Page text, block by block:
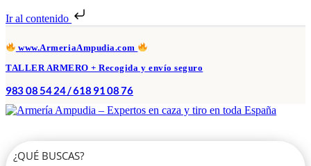
Ir al contenido
www.ArmeriaAmpudia.com
TALLER ARMERO + Recogida y envío seguro
983 08 54 24 / 618 91 08 76